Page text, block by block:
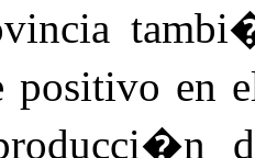
positivo en